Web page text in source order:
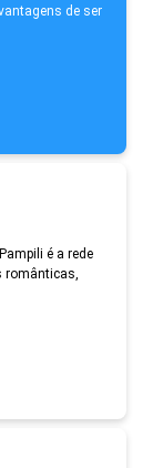
de ser
é a rede